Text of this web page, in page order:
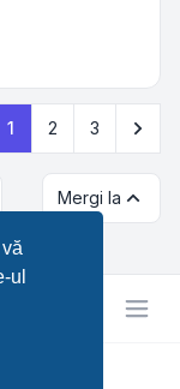
ul
1 2 3
Mergi la